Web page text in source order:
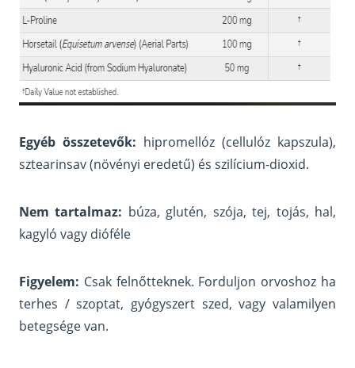
Egyéb összetevők: hipromellóz (cellulóz kapszula),
sztearinsav (növényi eredetű) és szilícium-dioxid.
Nem tartalmaz: búza, glutén, szója, tej, tojás, hal,
kagyló vagy dióféle
Figyelem: Csak felnőtteknek. Forduljon orvoshoz ha
terhes / szoptat, gyógyszert szed, vagy valamilyen
betegsége van.